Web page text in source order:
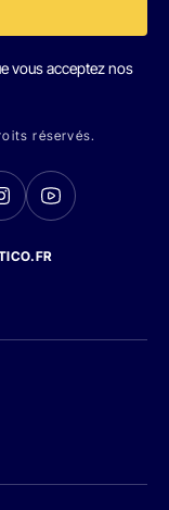
vous acceptez nos
réservés.